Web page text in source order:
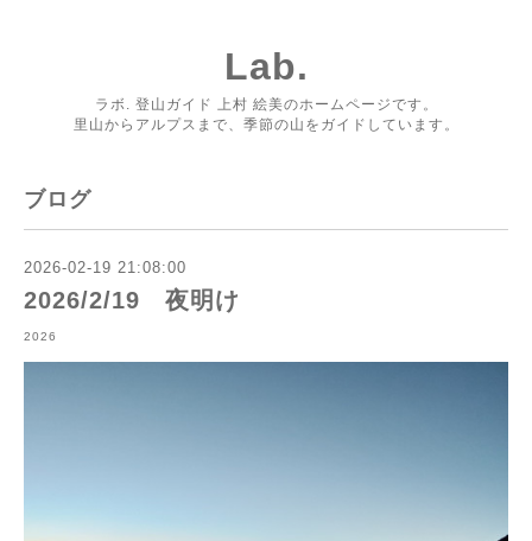
Lab.
ラボ. 登山ガイド 上村 絵美のホームページです。
里山からアルプスまで、季節の山をガイドしています。
ブログ
2026-02-19 21:08:00
2026/2/19 夜明け
2026